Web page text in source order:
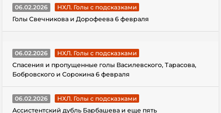
06.02.2026
НХЛ. Голы с подсказками
Голы Свечникова и Дорофеева 6 февраля
06.02.2026
НХЛ. Голы с подсказками
Спасения и пропущенные голы Василевского, Тарасова,
Бобровского и Сорокина 6 февраля
06.02.2026
НХЛ. Голы с подсказками
Ассистентский дубль Барбашева и еще пять